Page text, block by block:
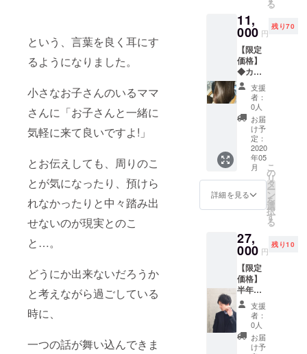
という、言葉を良く耳にす
るようになりました。
小さなお子さんのいるママ
さんに「お子さんと一緒に
気軽に来て良いですよ!」
とお伝えしても、周りのこ
とが気になったり、預けら
れなかったりと中々踏み出
せないのが現実とのこ
と…。
どうにか出来ないだろうか
と考えながら過ごしている
時に、
一つの話が舞い込んできま
１年間
はVIP会
員様と
なり特
別料金
にて施
術させ
ていた
だきま
す。(詳
細はご
来店時
にお伝
えさせ
て頂き
ます)
ケット
お一人
様複数
購入可
能。 ※
有効期
限2020
年5月〜
2020年
11月末
まで。
クラウ
ドファ
ンディ
ング限
定コー
ス 今回
ングに
ご支援
頂いた
お客様
はオー
プン後
１年間
はVIP会
員様と
なり特
別料金
る
11,
000 円
残り70
【限定
価格】
◆カッ
ト＋カ
ラー＋
髪質改
善ト
リート
メント
（通常
15500
円）１
回コー
ス チ
ケット
お一人
購入可
能。 ※
有効期
限2020
年5月〜
2020年
11月末
まで。
クラウ
ドファ
ンディ
支援
者：
0人
お届
け予
定：
2020
年05
月
詳細を見る
こ
の
リ
タ
ー
ン
を
選
択
す
る
27,
000 円
残り10
【限定
価格】
半年パ
ス ◆
カット
＋頭皮
クレン
ジング
支援
者：
0人
お届
け予